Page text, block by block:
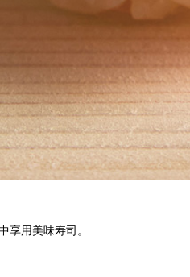
享用美味寿司。